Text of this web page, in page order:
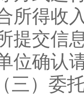
所得收
提交信
位确认
）委托